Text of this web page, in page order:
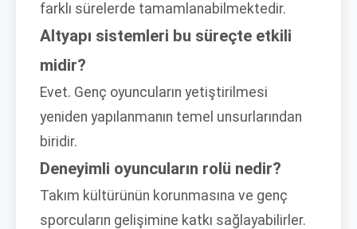
farklı sürelerde tamamlanabilmektedir.
Altyapı sistemleri bu süreçte etkili
midir?
Evet. Genç oyuncuların yetiştirilmesi
yeniden yapılanmanın temel unsurlarından
biridir.
Deneyimli oyuncuların rolü nedir?
Takım kültürünün korunmasına ve genç
sporcuların gelişimine katkı sağlayabilirler.